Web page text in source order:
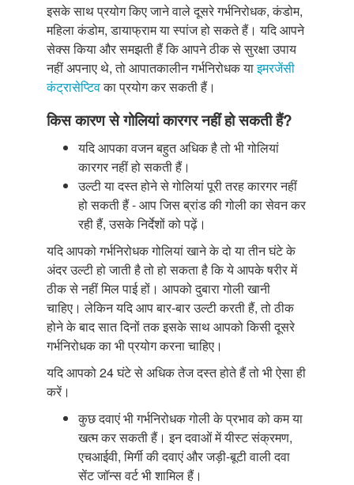
इसके साथ प्रयोग किए जाने वाले दूसरे गर्भनिरोधक, कंडोम,
महिला कंडोम, डायाफ्राम या स्पांज हो सकते हैं। यदि आपने
सेक्स किया और समझती हैं कि आपने ठीक से सुरक्षा उपाय
नहीं अपनाए थे, तो आपातकालीन गर्भनिरोधक याइमरजेंसी
कंट्रासेप्टिवका प्रयोग कर सकती हैं।
किस कारण से गोलियां कारगर नहीं हो सकती हैं?
यदि आपका वजन बहुत अधिक है तो भी गोलियां
कारगर नहीं हो सकती हैं।
उल्टी या दस्त होने से गोलियां पूरी तरह कारगर नहीं
हो सकती हैं - आप जिस ब्रांड की गोली का सेवन कर
रही हैं, उसके निर्देशों को पढ़ें।
यदि आपको गर्भनिरोधक गोलियां खाने के दो या तीन घंटे के
अंदर उल्टी हो जाती है तो हो सकता है कि ये आपके षरीर में
ठीक से नहीं मिल पाई हों। आपको दुबारा गोली खानी
चाहिए। लेकिन यदि आप बार-बार उल्टी करती हैं, तो ठीक
होने के बाद सात दिनों तक इसके साथ आपको किसी दूसरे
गर्भनिरोधक का भी प्रयोग करना चाहिए।
यदि आपको 24 घंटे से अधिक तेज दस्त होते हैं तो भी ऐसा ही
करें।
कुछ दवाएं भी गर्भनिरोधक गोली के प्रभाव को कम या
खत्म कर सकती हैं। इन दवाओं में यीस्ट संक्रमण,
एचआईवी, मिर्गी की दवाएं और जड़ी-बूटी वाली दवा
सेंट जॉन्स वर्ट भी शामिल हैं।